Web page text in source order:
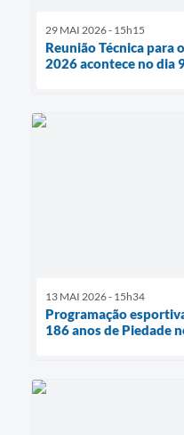
29 MAI 2026 - 15h15
Reunião Técnica para
2026 acontece no dia
13 MAI 2026 - 15h34
Programação
186 anos de Piedade